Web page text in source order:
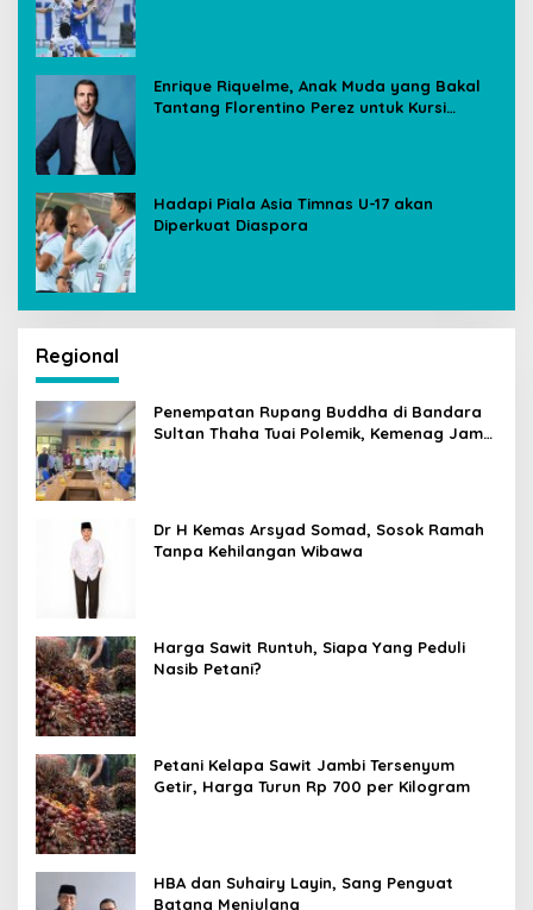
Enrique Riquelme, Anak Muda yang Bakal
Tantang Florentino Perez untuk Kursi
Hadapi Piala Asia Timnas U-17 akan
Diperkuat Diaspora
Regional
Penempatan Rupang Buddha di Bandara
Sultan Thaha Tuai Polemik, Kemenag Jambi
Dr H Kemas Arsyad Somad, Sosok Ramah
Tanpa Kehilangan Wibawa
Harga Sawit Runtuh, Siapa Yang Peduli
Nasib Petani?
Petani Kelapa Sawit Jambi Tersenyum
Getir, Harga Turun Rp 700 per Kilogram
HBA dan Suhairy Layin, Sang Penguat
Batang Menjulang